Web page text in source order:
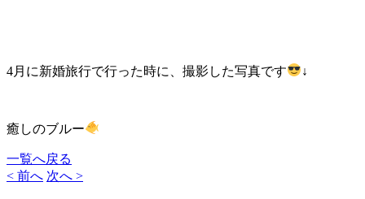
4月に新婚旅行で行った時に、撮影した写真です ↓
癒しのブルー
一覧へ戻る
< 前へ 次へ >